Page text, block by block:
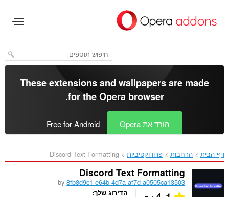
העיקרי
These extensions and wallpapers are made
for theOpera browser
.
הורד את Opera Free for Android
דף הבית הרחבות פרודוקטיביות Discord Text Formatting‎
Discord Text Formatting
by8fb8d9c1-e64b-4d7a-af7d-a0505ca13503
הדירוג שלך